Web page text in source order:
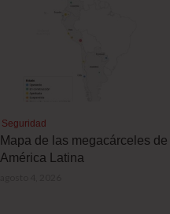
Seguridad
Mapa de las megacárceles de
América Latina